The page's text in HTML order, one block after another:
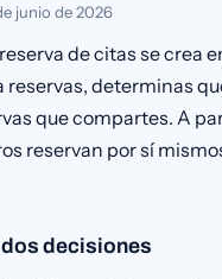
junio de 2026
de citas se crea
determinas
que compartes. A
reservan por sí
decisiones